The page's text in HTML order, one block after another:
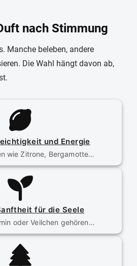
nach Stimmung
Manche beleben, andere
Die Wahl hängt davon ab,
und Energie
wie Zitrone, Bergamotte…
für die Seele
oder Veilchen gehören…